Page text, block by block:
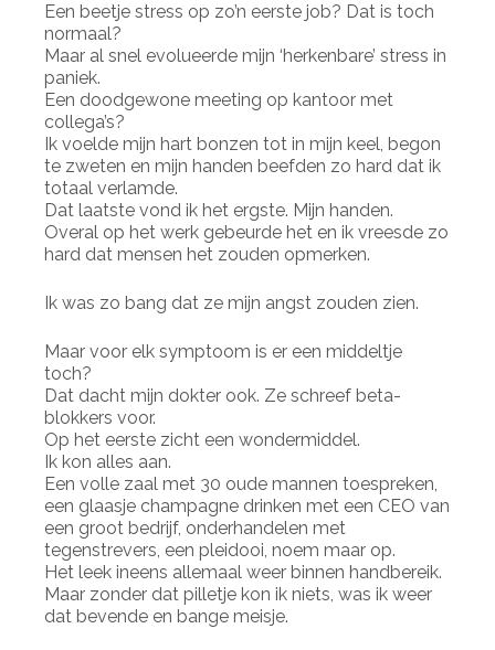
Een beetje stress op zo’n eerste job? Dat is toch
normaal?
Maar al snel evolueerde mijn ‘herkenbare’ stress in
paniek.
Een doodgewone meeting op kantoor met
collega’s?
Ik voelde mijn hart bonzen tot in mijn keel, begon
te zweten en mijn handen beefden zo hard dat ik
totaal verlamde.
Dat laatste vond ik het ergste. Mijn handen.
Overal op het werk gebeurde het en ik vreesde zo
hard dat mensen het zouden opmerken.
Ik was zo bang dat ze mijn angst zouden zien.
Maar voor elk symptoom is er een middeltje
toch?
Dat dacht mijn dokter ook. Ze schreef beta-
blokkers voor.
Op het eerste zicht een wondermiddel.
Ik kon alles aan.
Een volle zaal met 30 oude mannen toespreken,
een glaasje champagne drinken met een CEO van
een groot bedrijf, onderhandelen met
tegenstrevers, een pleidooi, noem maar op.
Het leek ineens allemaal weer binnen handbereik.
Maar zonder dat pilletje kon ik niets, was ik weer
dat bevende en bange meisje.